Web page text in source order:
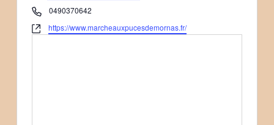
Téléphone0490370642
Site
web
https://www.marcheauxpucesdemornas.fr/